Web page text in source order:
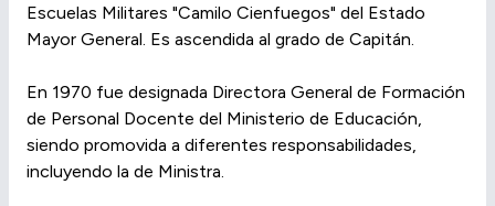
Escuelas Militares "Camilo Cienfuegos" del Estado
Mayor General. Es ascendida al grado de Capitán.
En 1970 fue designada Directora General de Formación
de Personal Docente del Ministerio de Educación,
siendo promovida a diferentes responsabilidades,
incluyendo la de Ministra.